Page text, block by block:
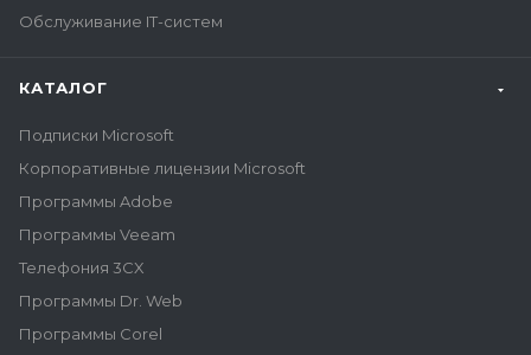
Обслуживание IT-систем
КАТАЛОГ
Подписки Microsoft
Корпоративные лицензии Microsoft
Программы Adobe
Программы Veeam
Телефония 3CX
Программы Dr. Web
Программы Corel